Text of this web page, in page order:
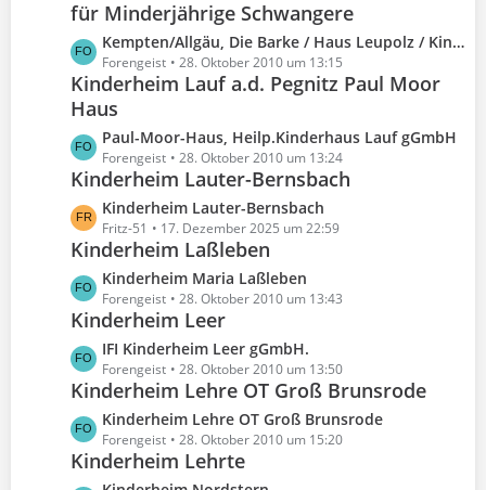
e
r
ä
g
e
B
e
i
r
ä
g
e
z
e
B
e
i
t
r
ä
g
e
für Minderjährige Schwangere
L
e
t
z
e
B
e
i
r
ä
g
e
Kempten/Allgäu, Die Barke / Haus Leupolz / Kinder / Mutter-Kind-Heim
Forengeist 28. Oktober 2010 um 13:15
Kinderheim Lauf a.d. Pegnitz Paul Moor
Haus
L
e
t
z
t
e
e
i
t
r
ä
g
e
Paul-Moor-Haus, Heilp.Kinderhaus Lauf gGmbH
Forengeist 28. Oktober 2010 um 13:24
Kinderheim Lauter-Bernsbach
L
e
t
z
t
e
e
i
t
r
ä
g
Kinderheim Lauter-Bernsbach
Fritz-51 17. Dezember 2025 um 22:59
Kinderheim Laßleben
L
e
t
z
t
e
e
i
t
Kinderheim Maria Laßleben
Forengeist 28. Oktober 2010 um 13:43
Kinderheim Leer
L
e
t
z
t
e
IFI Kinderheim Leer gGmbH.
Forengeist 28. Oktober 2010 um 13:50
Kinderheim Lehre OT Groß Brunsrode
L
e
t
z
Kinderheim Lehre OT Groß Brunsrode
Forengeist 28. Oktober 2010 um 15:20
Kinderheim Lehrte